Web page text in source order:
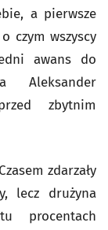
a pierwsze
czym wszyscy
awans do
Aleksander
zbytnim
zdarzały
lecz drużyna
procentach